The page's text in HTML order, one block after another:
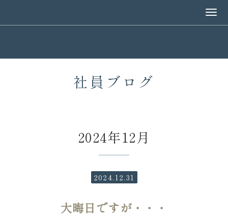
社員ブログ
2024年12月
2024.12.31
大晦日ですが・・・